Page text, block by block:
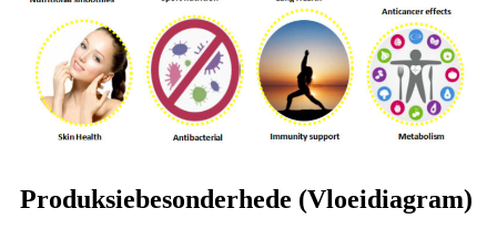
Produksiebesonderhede (Vloeidiagram)